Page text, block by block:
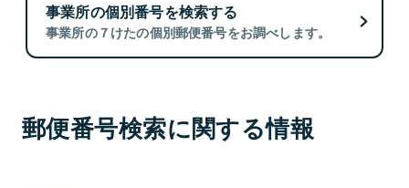
事業所の個別番号を検索する
事業所の７けたの個別郵便番号をお調べします。
郵便番号検索に関する情報